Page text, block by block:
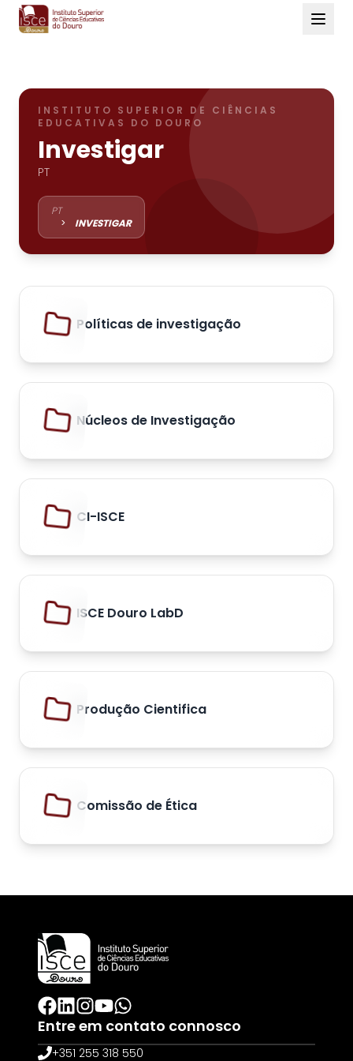
INSTITUTO SUPERIOR DE CIÊNCIAS
EDUCATIVAS DO DOURO
Investigar
PT
PT
>
INVESTIGAR
Políticas de investigação
Núcleos de Investigação
CI-ISCE
ISCE Douro LabD
Produção Cientifica
Comissão de Ética
Entre em contato connosco
+351 255 318 550